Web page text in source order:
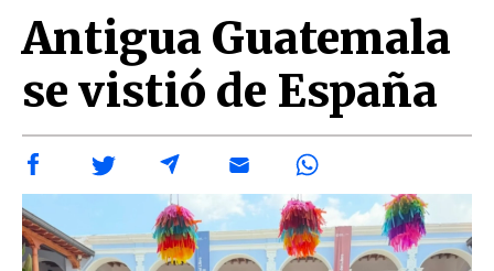
Antigua Guatemala
se vistió de España